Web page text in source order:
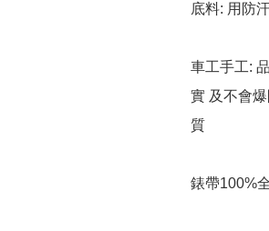
底料: 用防
車工手工:
實 及不會
質
錶帶100%